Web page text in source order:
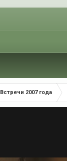
Встречи 2007 года